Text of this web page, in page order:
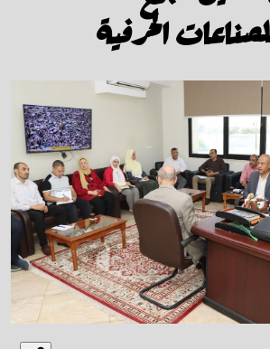
الحرفية